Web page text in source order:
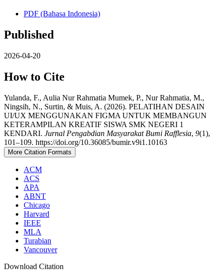
PDF (Bahasa Indonesia)
Published
2026-04-20
How to Cite
Yulanda, F., Aulia Nur Rahmatia Mumek, P., Nur Rahmatia, M.,
Ningsih, N., Surtin, & Muis, A. (2026). PELATIHAN DESAIN
UI/UX MENGGUNAKAN FIGMA UNTUK MEMBANGUN
KETERAMPILAN KREATIF SISWA SMK NEGERI 1
KENDARI. Jurnal Pengabdian Masyarakat Bumi Rafflesia, 9(1),
101–109. https://doi.org/10.36085/bumir.v9i1.10163
More Citation Formats
ACM
ACS
APA
ABNT
Chicago
Harvard
IEEE
MLA
Turabian
Vancouver
Download Citation